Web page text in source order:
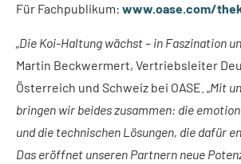
Für Fachpublikum: www.oase.com/
„Die Koi-Haltung wächst – in Faszination
Martin Beckwermert, Vertriebsleiter
Österreich und Schweiz bei OASE. „Mit
bringen wir beides zusammen: die
und die technischen Lösungen, die dafür
Das eröffnet unseren Partnern neue